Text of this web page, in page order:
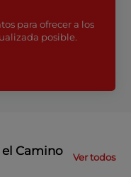
para ofrecer a los
posible.
Camino
Ver todos